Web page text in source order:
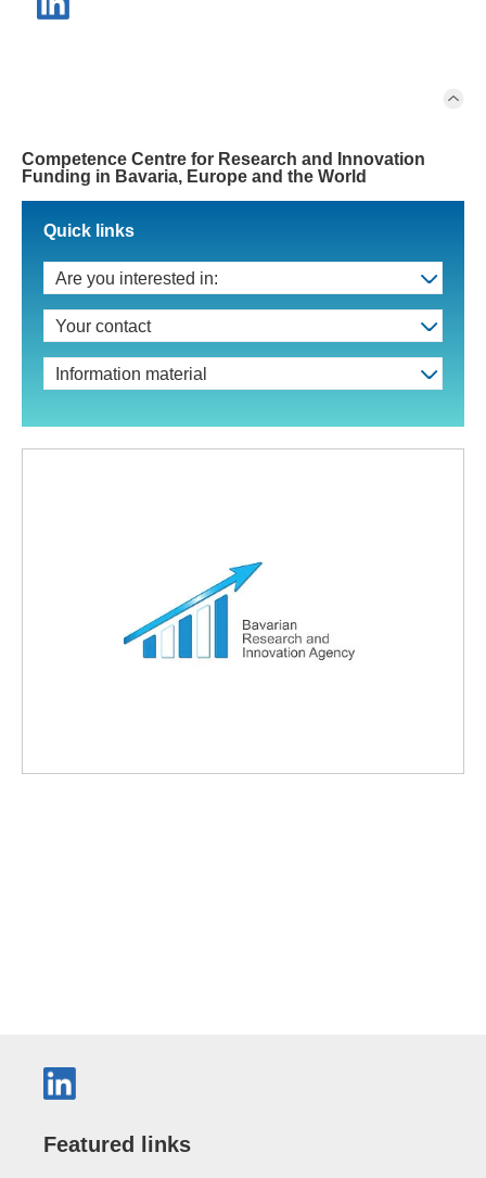
Competence Centre for Research and Innovation
Funding in Bavaria, Europe and the World
Quick links
Are you interested in:
Your contact
Information material
Featured links